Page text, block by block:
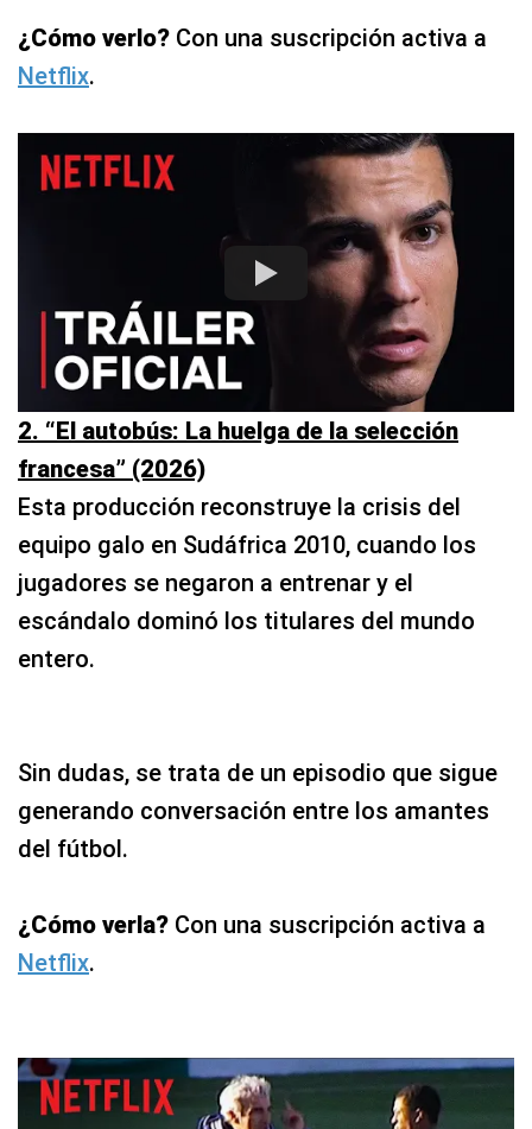
¿Cómo verlo? Con una suscripción activa a
Netflix.
2. “El autobús: La huelga de la selección
francesa” (2026)
Esta producción reconstruye la crisis del
equipo galo en Sudáfrica 2010, cuando los
jugadores se negaron a entrenar y el
escándalo dominó los titulares del mundo
entero.
Sin dudas, se trata de un episodio que sigue
generando conversación entre los amantes
del fútbol.
¿Cómo verla? Con una suscripción activa a
Netflix.